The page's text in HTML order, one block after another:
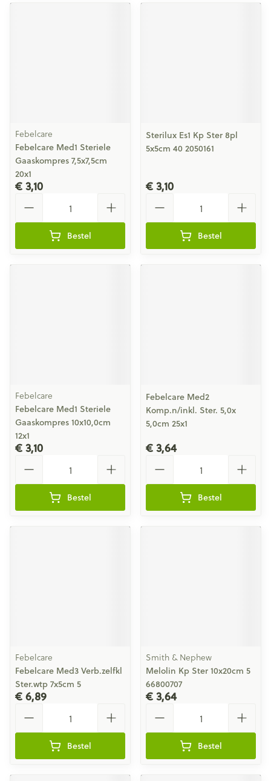
Febelcare
Febelcare Med1 Steriele
Gaaskompres 7,5x7,5cm
20x1
€ 3,10
Bestel
Sterilux Es1 Kp Ster 8pl
5x5cm 40 2050161
€ 3,10
Bestel
Febelcare
Febelcare Med1 Steriele
Gaaskompres 10x10,0cm
12x1
€ 3,10
Bestel
Febelcare Med2
Komp.n/inkl. Ster. 5,0x
5,0cm 25x1
€ 3,64
Bestel
Febelcare
Febelcare Med3 Verb.zelfkl
Ster.wtp 7x5cm 5
€ 6,89
Bestel
Smith & Nephew
Melolin Kp Ster 10x20cm 5
66800707
€ 3,64
Bestel